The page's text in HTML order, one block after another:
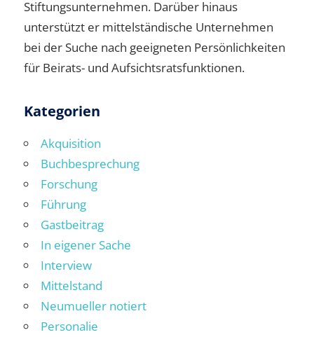
Stiftungsunternehmen. Darüber hinaus
unterstützt er mittelständische Unternehmen
bei der Suche nach geeigneten Persönlichkeiten
für Beirats- und Aufsichtsratsfunktionen.
Kategorien
Akquisition
Buchbesprechung
Forschung
Führung
Gastbeitrag
In eigener Sache
Interview
Mittelstand
Neumueller notiert
Personalie